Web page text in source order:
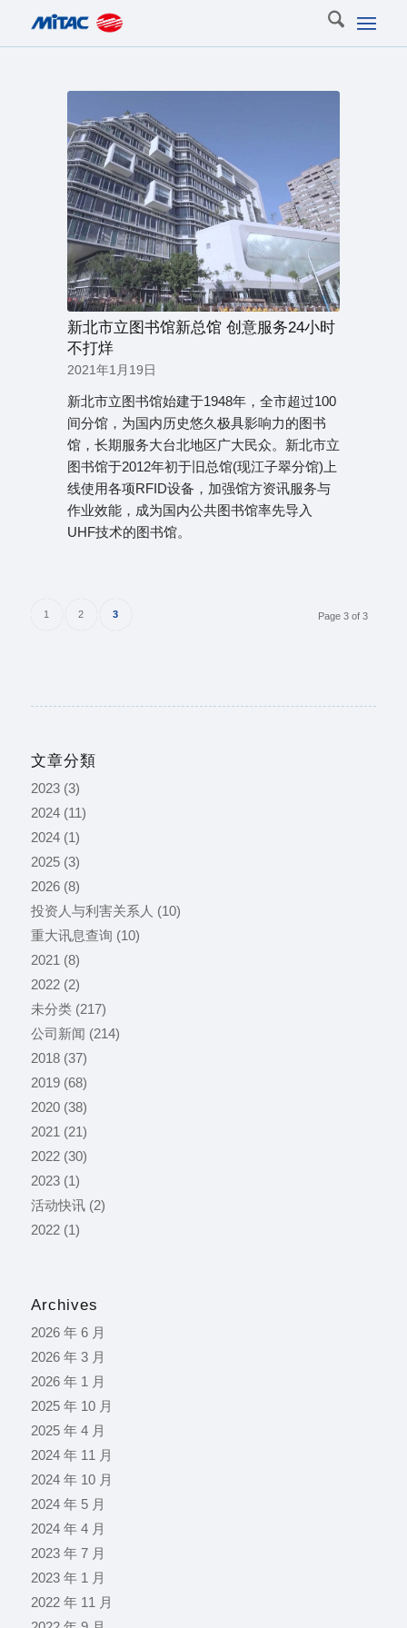
新北市立图书馆新总馆 创意服务24小时
不打烊
2021年1月19日
新北市立图书馆始建于1948年，全市超过100
间分馆，为国内历史悠久极具影响力的图书
馆，长期服务大台北地区广大民众。新北市立
图书馆于2012年初于旧总馆(现江子翠分馆)上
线使用各项RFID设备，加强馆方资讯服务与
作业效能，成为国内公共图书馆率先导入
UHF技术的图书馆。
Page 3 of 3
1 2 3
文章分類
2023(3)
2024(11)
2024(1)
2025(3)
2026(8)
投资人与利害关系人 (10)
重大讯息查询 (10)
2021 (8)
2022(2)
未分类(217)
公司新闻 (214)
2018(37)
2019(68)
2020(38)
2021 (21)
2022(30)
2023(1)
活动快讯(2)
2022(1)
Archives
2026 年 6 月
2026 年 3 月
2026 年 1 月
2025 年 10 月
2025 年 4 月
2024 年 11 月
2024 年 10 月
2024 年 5 月
2024 年 4 月
2023 年 7 月
2023 年 1 月
2022 年 11 月